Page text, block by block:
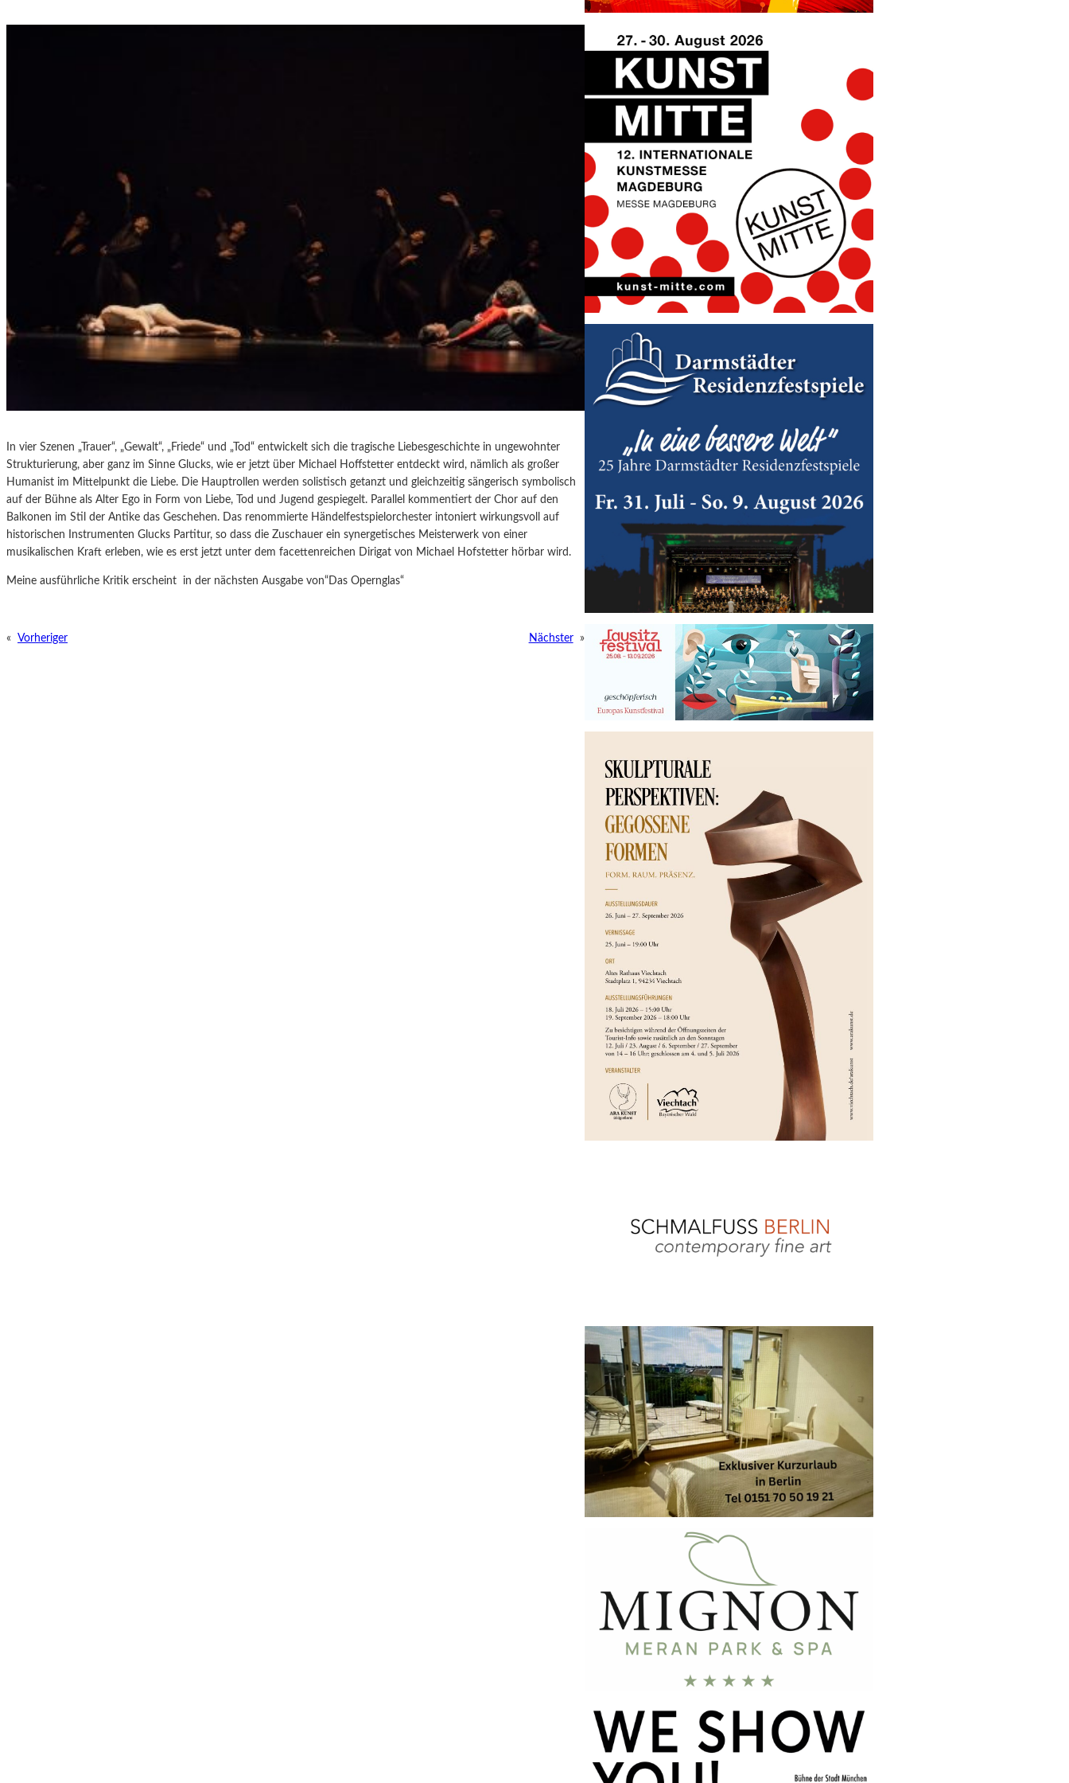
In vier Szenen „Trauer“, „Gewalt“, „Friede“ und „Tod“ entwickelt sich die tragische Liebesgeschichte in ungewohnter
Strukturierung, aber ganz im Sinne Glucks, wie er jetzt über Michael Hoffstetter entdeckt wird, nämlich als großer
Humanist im Mittelpunkt die Liebe. Die Hauptrollen werden solistisch getanzt und gleichzeitig sängerisch symbolisch
auf der Bühne als Alter Ego in Form von Liebe, Tod und Jugend gespiegelt. Parallel kommentiert der Chor auf den
Balkonen im Stil der Antike das Geschehen. Das renommierte Händelfestspielorchester intoniert wirkungsvoll auf
historischen Instrumenten Glucks Partitur, so dass die Zuschauer ein synergetisches Meisterwerk von einer
musikalischen Kraft erleben, wie es erst jetzt unter dem facettenreichen Dirigat von Michael Hofstetter hörbar wird.
Meine ausführliche Kritik erscheint in der nächsten Ausgabe von“Das Opernglas“
« Vorheriger Nächster »